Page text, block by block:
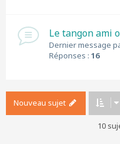
Le tangon ami
Dernier message
Réponses : 16
Nouveau sujet
10